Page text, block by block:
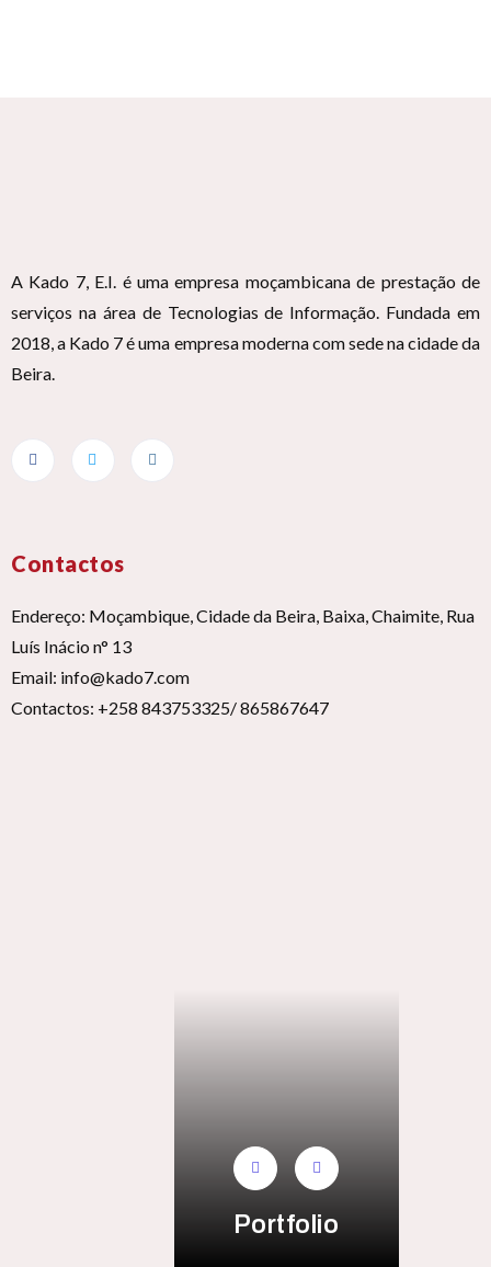
A Kado 7, E.I. é uma empresa moçambicana de prestação de
serviços na área de Tecnologias de Informação. Fundada em
2018, a Kado 7 é uma empresa moderna com sede na cidade da
Beira.
Contactos
Endereço: Moçambique, Cidade da Beira, Baixa, Chaimite, Rua
Luís Inácio n° 13
Email: info@kado7.com
Contactos: +258 843753325/ 865867647
Portfolio